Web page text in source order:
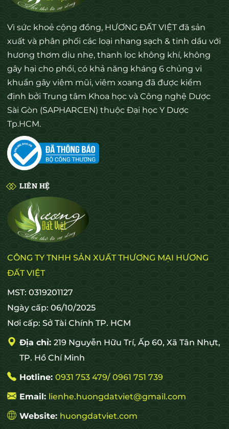
Vì sức khoẻ cộng đồng, HƯƠNG ĐẤT VIỆT đã sản
xuất và phân phối các loại nhang sạch & tinh dầu với
hương thơm dịu nhẹ, thanh lọc không khí, không
gây hại cho phổi, có khả năng kháng 6 chủng vi
khuẩn gây viêm mũi, viêm xoang đã được kiểm
định bởi Trung tâm Khoa học và Công nghệ Dược
Sài Gòn (SAPHARCEN) thuộc Đại học Y Dược
Tp.HCM.
LIÊN HỆ
CÔNG TY TNHH SẢN XUẤT THƯƠNG MẠI HƯƠNG
ĐẤT VIỆT
MST: 0319201127
Ngày cấp: 06/10/2025
Nơi cấp: Sở Tài Chính TP. HCM
Địa chỉ: 219 Nguyễn Hữu Trí, Ấp 60, Xã Tân Nhựt,
TP. Hồ Chí Minh
Hotline: 0931 753 479/ 0961 751 739
Email: lienhe.huongdatviet@gmail.com
Website: huongdatviet.com